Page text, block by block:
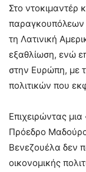
Στο ντοκιμαντέρ
παραγκουπόλεων
τη Λατινική
εξαθλίωση, ενώ
στην Ευρώπη, με
πολιτικών που
Επιχειρώντας
Πρόεδρο
Βενεζουέλα δεν
οικονομικής